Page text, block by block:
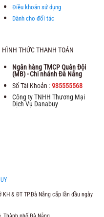
Điều khoản sử dụng
Dành cho đối tác
HÌNH THỨC THANH TOÁN
Ngân hàng TMCP Quân Đội
(MB) - Chi nhánh Đà Nẵng
Số Tài Khoản :935555568
Công ty TNHH Thương Mại
Dịch Vụ Danabuy
KH & ĐT TP.Đà Nẵng cấp lần đầu ngày